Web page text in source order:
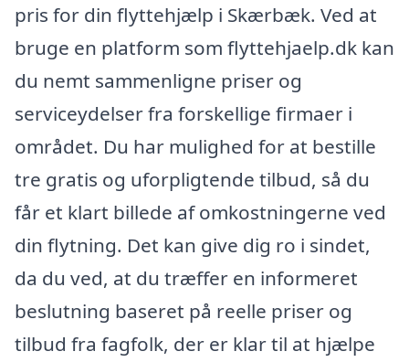
pris for din flyttehjælp i Skærbæk. Ved at
bruge en platform som flyttehjaelp.dk kan
du nemt sammenligne priser og
serviceydelser fra forskellige firmaer i
området. Du har mulighed for at bestille
tre gratis og uforpligtende tilbud, så du
får et klart billede af omkostningerne ved
din flytning. Det kan give dig ro i sindet,
da du ved, at du træffer en informeret
beslutning baseret på reelle priser og
tilbud fra fagfolk, der er klar til at hjælpe